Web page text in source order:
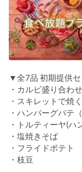
▼全7品 初期提供
・カルビ盛り合わ
・スキレットで焼
・ハンバーグパテ
・トルティーヤ(ハ
・塩焼きそば
・フライドポテト
・枝豆